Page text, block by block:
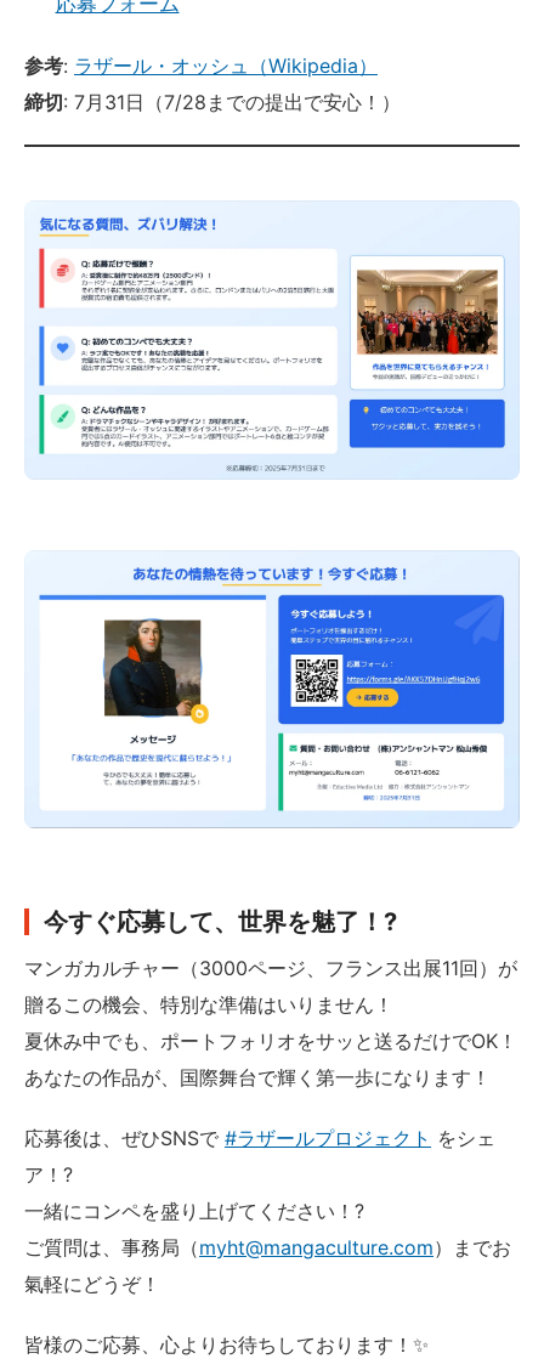
参考: ラザール・オッシュ（Wikipedia）
締切: 7月31日（7/28までの提出で安心！）
今すぐ応募して、世界を魅了！?
マンガカルチャー（3000ページ、フランス出展11回）が
贈るこの機会、特別な準備はいりません！
夏休み中でも、ポートフォリオをサッと送るだけでOK！
あなたの作品が、国際舞台で輝く第一歩になります！
応募後は、ぜひSNSで #ラザールプロジェクト をシェ
ア！?
一緒にコンペを盛り上げてください！?
ご質問は、事務局（myht@mangaculture.com）までお
氣軽にどうぞ！
皆様のご応募、心よりお待ちしております！✨